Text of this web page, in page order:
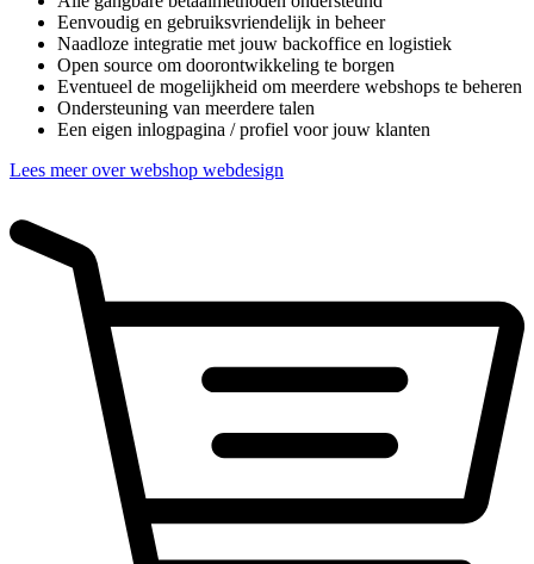
Eenvoudig en gebruiksvriendelijk in beheer
Naadloze integratie met jouw backoffice en logistiek
Open source om doorontwikkeling te borgen
Eventueel de mogelijkheid om meerdere webshops te beheren
Ondersteuning van meerdere talen
Een eigen inlogpagina / profiel voor jouw klanten
Lees meer over webshop webdesign